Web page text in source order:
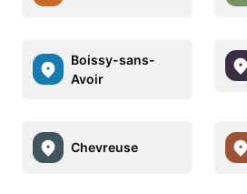
Boissy-sans-
Avoir
Chevreuse